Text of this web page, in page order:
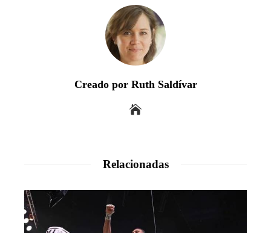
Creado por Ruth Saldívar
Relacionadas